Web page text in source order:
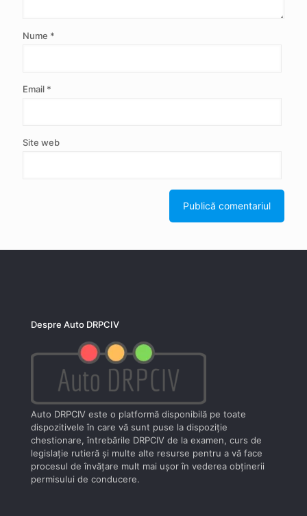
Nume *
Email *
Site web
Despre Auto DRPCIV
Auto DRPCIV este o platformă disponibilă pe toate
dispozitivele în care vă sunt puse la dispoziţie
chestionare, întrebările DRPCIV de la examen, curs de
legislaţie rutieră şi multe alte resurse pentru a vă face
procesul de învăţare mult mai uşor în vederea obţinerii
permisului de conducere.